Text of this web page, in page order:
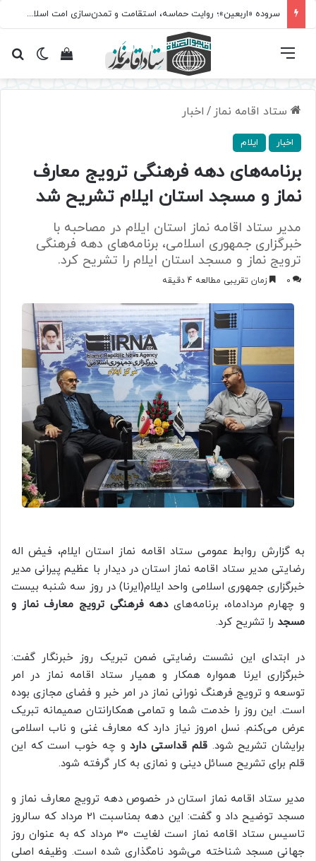
سروده‌ «اربعین»؛ روایت حماسه، استقامت و تمدن‌سازی امت اسلامی
تغییرمشاهده فهرست
ستاد اقامه نماز / اخبار
اخبار ایلام
برنامه‌های دهه فرهنگی ترویج معارف
نماز و مسجد استان ایلام تشریح شد
مدیر ستاد اقامه نماز استان ایلام در مصاحبه با
خبرگزاری جمهوری اسلامی، برنامه‌های دهه فرهنگی
ترویج نماز و مسجد استان ایلام را تشریح کرد.
0 زمان تقریبی مطالعه 4 دقیقه
به گزارش روابط عمومی ستاد اقامه نماز استان ایلام، فیض اله
رضایتی مدیر ستاد اقامه نماز استان در دیدار با عظیم پیرانی مدیر
خبرگزاری جمهوری اسلامی واحد ایلام(ایرنا) در روز سه شنبه بیست
و چهارم مردادماه، برنامه‌هایدهه فرهنگی ترویج معارف نماز و
مسجد را تشریح کرد.
در ابتدای این نشست رضایتی ضمن تبریک روز خبرنگار گفت:
خبرگزاری ایرنا همواره همکار و همیار ستاد اقامه نماز در امر
توسعه و ترویج فرهنگ نورانی نماز در امر خبر و فضای مجازی بوده
است. این روز را خدمت شما و تمامی همکارانتان صمیمانه تبریک
عرض می‌کنم. نسل امروز نیاز دارد که معارف غنی و ناب اسلامی
برایشان تشریح شود.قلم قداستی داردو چه خوب است که این
قلم برای تشریح مسائل دینی و نمازی به کار گرفته شود.
مدیر ستاد اقامه نماز استان در خصوص دهه ترویج معارف نماز و
مسجد توضیح داد و گفت: این دهه بمناسبت 21 مرداد که سالروز
تاسیس ستاد اقامه نماز است لغایت 30 مرداد که به عنوان روز
جهانی مسجد شناخته می‌شود نامگذاری شده است. وظیفه اصلی